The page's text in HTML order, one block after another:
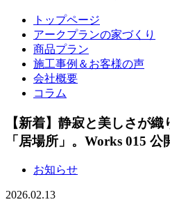
トップページ
アークプランの家づくり
商品プラン
施工事例＆お客様の声
会社概要
コラム
【新着】静寂と美しさが
「居場所」。Works 015 公
お知らせ
2026.02.13